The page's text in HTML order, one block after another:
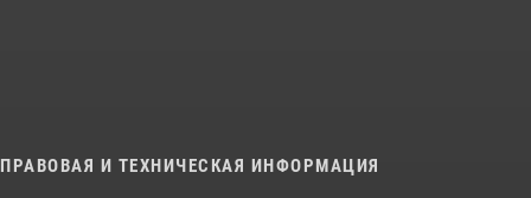
ПРАВОВАЯ И ТЕХНИЧЕСКАЯ ИНФОРМАЦИЯ